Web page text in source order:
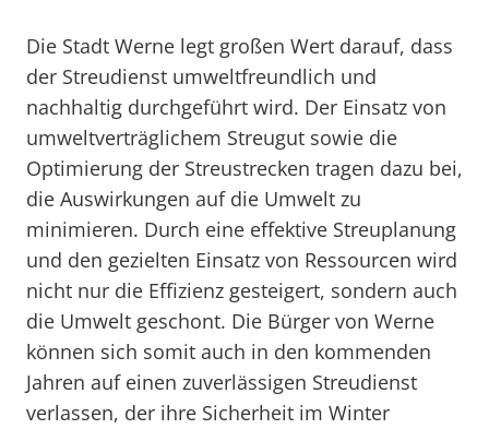
Die Stadt Werne legt großen Wert darauf, dass
der Streudienst umweltfreundlich und
nachhaltig durchgeführt wird. Der Einsatz von
umweltverträglichem Streugut sowie die
Optimierung der Streustrecken tragen dazu bei,
die Auswirkungen auf die Umwelt zu
minimieren. Durch eine effektive Streuplanung
und den gezielten Einsatz von Ressourcen wird
nicht nur die Effizienz gesteigert, sondern auch
die Umwelt geschont. Die Bürger von Werne
können sich somit auch in den kommenden
Jahren auf einen zuverlässigen Streudienst
verlassen, der ihre Sicherheit im Winter